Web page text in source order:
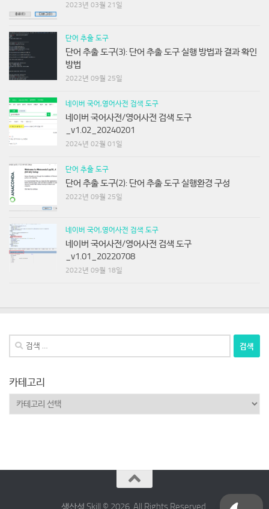
2023년 03월 21일
단어 추출 도구
단어 추출 도구(3): 단어 추출 도구 실행 방법과 결과 확인
방법
2022년 09월 25일
네이버 국어,영어사전 검색 도구
네이버 국어사전/영어사전 검색 도구
_v1.02_20240201
2024년 02월 01일
단어 추출 도구
단어 추출 도구(2): 단어 추출 도구 실행환경 구성
2022년 09월 25일
네이버 국어,영어사전 검색 도구
네이버 국어사전/영어사전 검색 도구
_v1.01_20220708
2022년 09월 18일
검
색:
카테고리
테
생산성 Skill © 2026. All Rights Reserved.
English